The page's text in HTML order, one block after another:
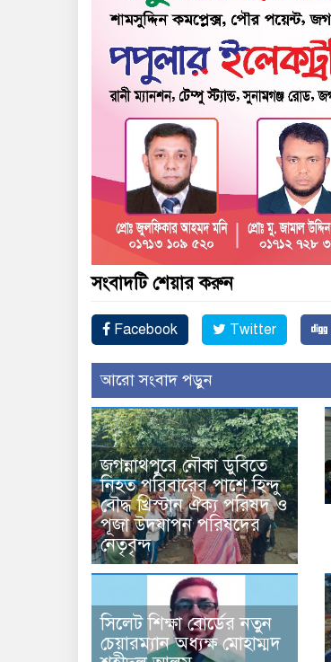
সংবাদটি শেয়ার করুন
Facebook Twitter
আরো সংবাদ পড়ুন
জগন্নাথপুরে নৌকা ডুবিতে
নিহত পরিবারের পাশে হিন্দু
বৌদ্ধ খ্রিস্টান ঐক্য পরিষদ ও
পূজা উদযাপন পরিষদের
নেতৃবৃন্দ
সিলেট শিক্ষা বোর্ডের নতুন
চেয়ারম্যান অধ্যক্ষ মোহাম্মদ